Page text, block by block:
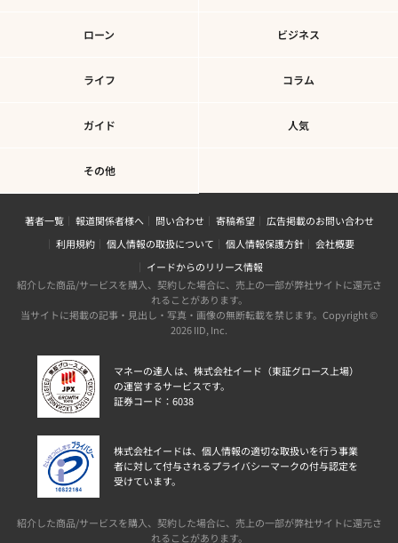
ローン ビジネス
ライフ コラム
ガイド 人気
その他
著者一覧 報道関係者様へ 問い合わせ 寄稿希望
広告掲載のお問い合わせ
利用規約
個人情報の取扱について 個人情報保護方針
会社概要
イードからのリリース情報
紹介した商品/サービスを購入、契約した場合に、売上の一部が弊社サイトに還元さ
れることがあります。
当サイトに掲載の記事・見出し・写真・画像の無断転載を禁じます。Copyright ©
2026 IID, Inc.
マネーの達人 は、株式会社イード（東証グロース上場）
の運営するサービスです。
証券コード：6038
株式会社イードは、個人情報の適切な取扱いを行う事業
者に対して付与されるプライバシーマークの付与認定を
受けています。
紹介した商品/サービスを購入、契約した場合に、売上の一部が弊社サイトに還元さ
れることがあります。